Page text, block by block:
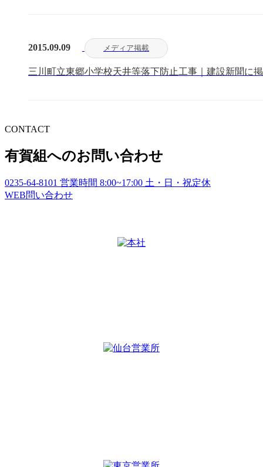
2015.09.09 メディア掲載
三川町立東郷小学校天井等落下防止工事｜建設新聞に
CONTACT
有賀組へのお問い合わせ
0235-64-8101 営業時間 8:00~17:00 土・日・祝定休
WEB問い合わせ